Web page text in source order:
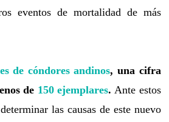
eventos de mortalidad de más
de cóndores andinos, una cifra
de 150 ejemplares.Ante estos
las causas de este nuevo